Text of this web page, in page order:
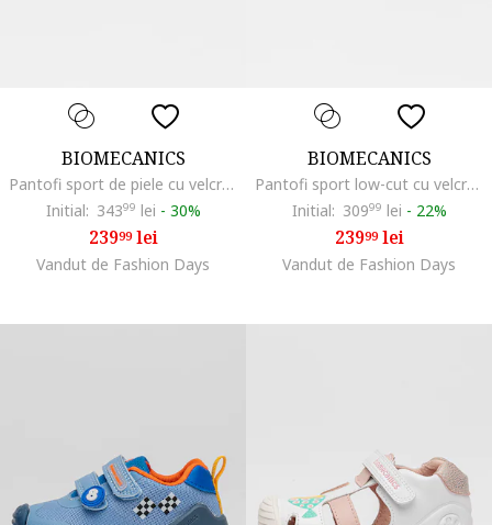
BIOMECANICS
Pantofi sport de piele cu velcro si perforatii, Galben pai
Initial: 34399 lei - 30%
23999lei
Vandut de Fashion Days
BIOMECANICS
Pantofi sport low-cut cu velcro, pentru primii pasi, Violet/Roz
Initial: 30999 lei - 22%
23999lei
Vandut de Fashion Days